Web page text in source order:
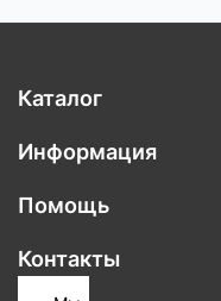
Каталог
Информация
Помощь
Контакты